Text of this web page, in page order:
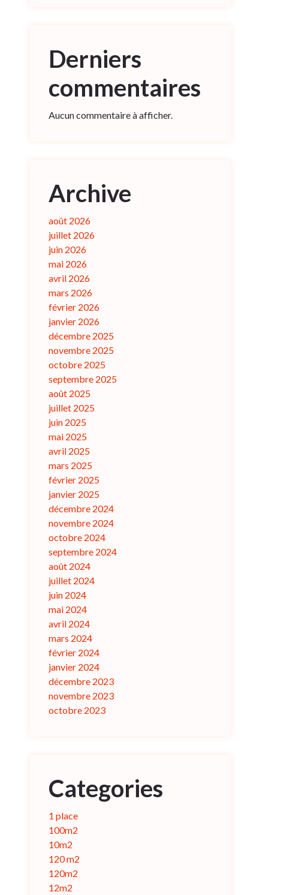
Derniers
commentaires
Aucun commentaire à afficher.
Archive
août 2026
juillet 2026
juin 2026
mai 2026
avril 2026
mars 2026
février 2026
janvier 2026
décembre 2025
novembre 2025
octobre 2025
septembre 2025
août 2025
juillet 2025
juin 2025
mai 2025
avril 2025
mars 2025
février 2025
janvier 2025
décembre 2024
novembre 2024
octobre 2024
septembre 2024
août 2024
juillet 2024
juin 2024
mai 2024
avril 2024
mars 2024
février 2024
janvier 2024
décembre 2023
novembre 2023
octobre 2023
Categories
1 place
100m2
10m2
120 m2
120m2
12m2